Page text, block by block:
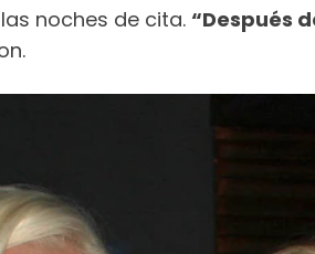
noches de cita. “Después